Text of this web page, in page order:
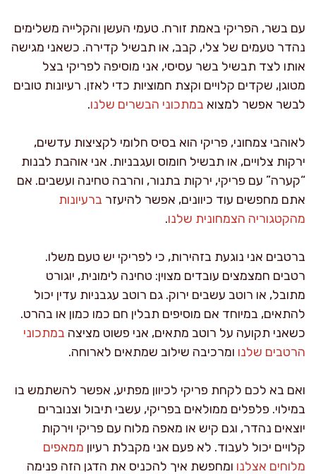
עם בשר, הפריקי באמת זורח. טעמי העשן והקלייה משלימים
נהדר טעמים של צלי, קבב, או תבשיל קדירה. כשאני מגישה
אותו לצד תבשיל בשר עסיסי, אני מוסיפה לפריקי בצל
מטוגן, שקדים קלויים וקצת חמוציות כדי לאזן. רעיונות טובים
לבשר אפשר למצוא במתכוני הבשרים שלנו.
לאוהבי צמחוני, פריקי הוא בסיס חלומי לקציצות עדשים,
ירקות צלויים, או תבשיל חומוס ועגבניות. אני אוהבת לבנות
“קערה” עם פריקי, ירקות בתנור, והרבה טחינה ועשבים. אם
אתם מחפשים עוד כיוונים, אפשר להיעזר ברעיונות
מהקטגוריה הצמחונית שלנו.
ברטבים אני נוגעת בזהירות, כי לפריקי יש טעם משלו.
רטבים חמצמצים עובדים מצוין: טחינה לימונית, יוגורט
מתובל, או רוטב עשבים ירוק. גם רוטב עגבניות עדין יכול
להתאים, במיוחד אם מוסיפים תבלין חם כמו כמון או בהרט.
כשאני תקועה על רוטב מתאים, אני פשוט מציצה במתכוני
הרטבים שלנו ומרכיבה שילוב שמתאים לארוחה.
ואם בא לכם לקחת פריקי לכיוון מפתיע, אפשר להשתמש בו
במילוי. פלפלים ממולאים בפריקי, עשבי תיבול וצנוברים
יוצאים נהדר, וגם קיש או מאפה מלוח עם פריקי וירקות
קלויים יכול לעבוד. לא פעם אני מקבלת רעיון ממאפים
מלוחים אצלנו ומחפשת איך להכניס את הדגן הזה פנימה